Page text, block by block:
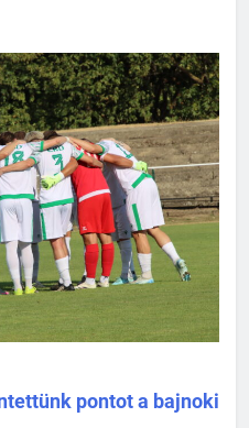
pontot a bajnoki